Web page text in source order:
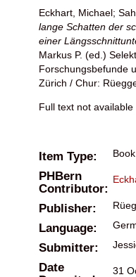
Eckhart, Michael;
lange Schatten der
einer
Markus P. (ed.)
Forschungsbefunde
Zürich / Chur:
Full text not
Item Type:
PHBern
Contributor:
Publisher:
Language:
Submitter:
Date
31